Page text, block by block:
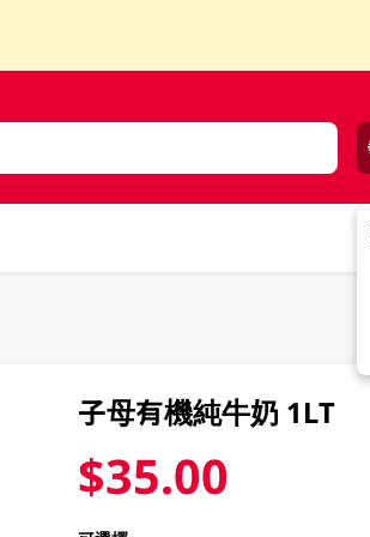
子母有機純牛奶 1LT
$35.00